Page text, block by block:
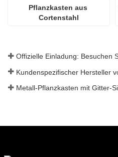
Pflanzkasten aus
Cortenstahl